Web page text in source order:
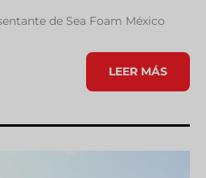
de Sea Foam México
¿CÓMO
CUIDAR
SEMINUEVO
MUCHO
LEER MÁS